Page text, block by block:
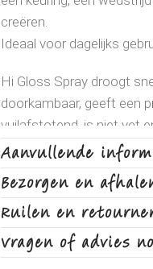
creëren.
Ideaal voor dagelijks
Hi Gloss Spray droogt
doorkambaar, geeft een
vuilafstotend, is niet vet
en de faire prijs zéér
Dit product zal volledig
Nationaal en
Alle voordelen van Hi
Aanvullende
Bezorgen en
Ruilen en
Vragen of advies